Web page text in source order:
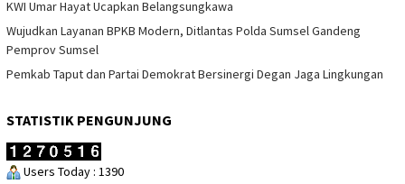
KWI Umar Hayat Ucapkan Belangsungkawa
Wujudkan Layanan BPKB Modern, Ditlantas Polda Sumsel Gandeng
Pemprov Sumsel
Pemkab Taput dan Partai Demokrat Bersinergi Degan Jaga Lingkungan
STATISTIK PENGUNJUNG
Users Today : 1390